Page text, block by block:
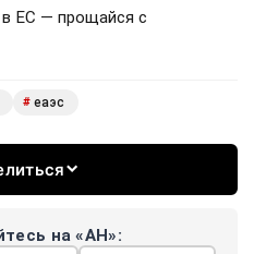
ЕС — прощайся с
# еаэс
на «АН»: